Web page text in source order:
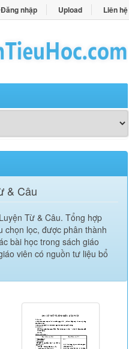
Đăng nhập Upload Liên hệ
& Câu
Từ & Câu. Tổng hợp
chọn lọc, được phân thành
bài học trong sách giáo
viên có nguồn tư liệu bổ